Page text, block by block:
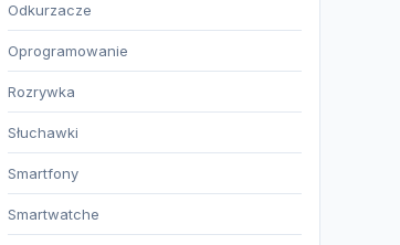
Odkurzacze
Oprogramowanie
Rozrywka
Słuchawki
Smartfony
Smartwatche